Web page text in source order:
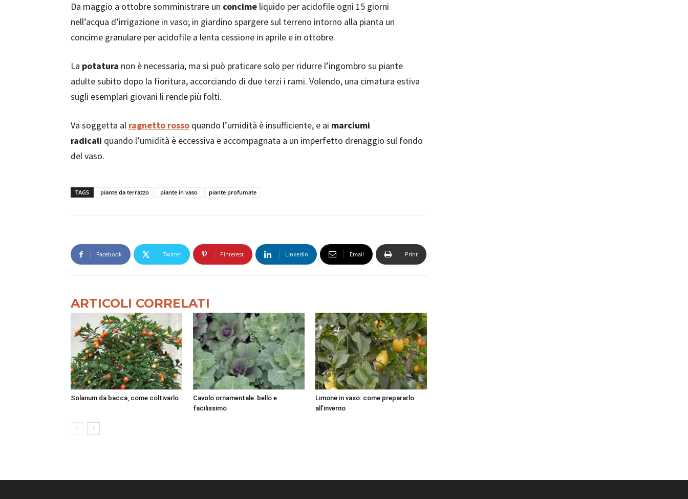
Da maggio a ottobre somministrare un concime liquido per acidofile ogni 15 giorni
nell’acqua d’irrigazione in vaso; in giardino spargere sul terreno intorno alla pianta un
concime granulare per acidofile a lenta cessione in aprile e in ottobre.
La potatura non è necessaria, ma si può praticare solo per ridurre l’ingombro su piante
adulte subito dopo la fioritura, accorciando di due terzi i rami. Volendo, una cimatura estiva
sugli esemplari giovani li rende più folti.
Va soggetta al ragnetto rosso quando l’umidità è insufficiente, e ai marciumi
radicali quando l’umidità è eccessiva e accompagnata a un imperfetto drenaggio sul fondo
del vaso.
TAGS piante da terrazzo piante in vaso piante profumate
Facebook Twitter Pinterest Linkedin Email Print
ARTICOLI CORRELATI
Solanum da bacca, come coltivarlo
Cavolo ornamentale: bello e
facilissimo
Limone in vaso: come prepararlo
all’inverno